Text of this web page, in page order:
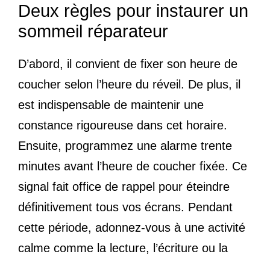
Deux règles pour instaurer un
sommeil réparateur
D’abord, il convient de fixer son heure de
coucher selon l’heure du réveil. De plus, il
est indispensable de maintenir une
constance rigoureuse dans cet horaire.
Ensuite, programmez une alarme trente
minutes avant l’heure de coucher fixée. Ce
signal fait office de rappel pour éteindre
définitivement tous vos écrans. Pendant
cette période, adonnez-vous à une activité
calme comme la lecture, l’écriture ou la